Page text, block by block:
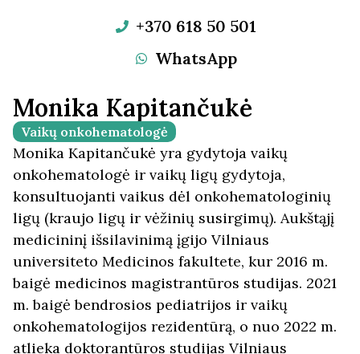
+370 618 50 501
WhatsApp
Monika Kapitančukė
Vaikų onkohematologė
Monika Kapitančukė yra gydytoja vaikų
onkohematologė ir vaikų ligų gydytoja,
konsultuojanti vaikus dėl onkohematologinių
ligų (kraujo ligų ir vėžinių susirgimų). Aukštąjį
medicininį išsilavinimą įgijo Vilniaus
universiteto Medicinos fakultete, kur 2016 m.
baigė medicinos magistrantūros studijas. 2021
m. baigė bendrosios pediatrijos ir vaikų
onkohematologijos rezidentūrą, o nuo 2022 m.
atlieka doktorantūros studijas Vilniaus